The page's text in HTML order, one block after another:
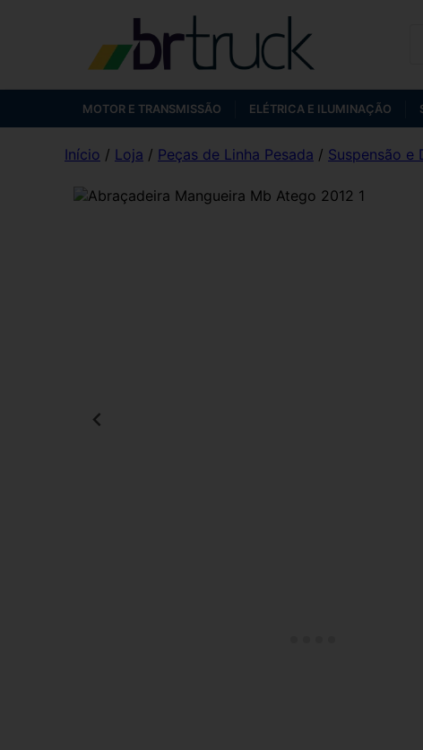
MOTOR E TRANSMISSÃO ELÉTRICA E ILUMINAÇÃO
Início / Loja / Peças de Linha Pesada / Suspensão e